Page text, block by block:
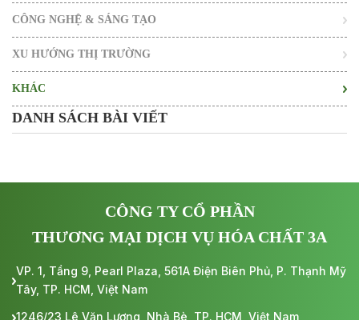
CÔNG NGHỆ & SÁNG TẠO
XU HƯỚNG THỊ TRƯỜNG
KHÁC
DANH SÁCH BÀI VIẾT
CÔNG TY CỔ PHẦN
THƯƠNG MẠI DỊCH VỤ HÓA CHẤT 3A
VP. 1, Tầng 9, Pearl Plaza, 561A Điện Biên Phủ, P. Thạnh Mỹ
Tây, TP. HCM, Việt Nam
1246/23 Lê Văn Lương, Nhà Bè, TP. HCM, Việt Nam